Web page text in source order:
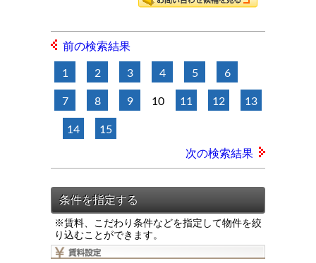
前の検索結果
1 2 3 4 5 6
7 8 9 10 11 12 13
14 15
次の検索結果
※賃料、こだわり条件などを指定して物件を絞
り込むことができます。